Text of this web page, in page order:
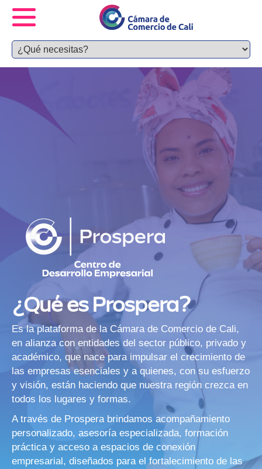
¿Qué es Prospera?
Es la plataforma de la Cámara de Comercio de Cali,
en alianza con entidades del sector público, privado y
académico, que nace para impulsar el crecimiento de
las empresas esenciales y a quienes, con su esfuerzo
y visión, están haciendo que nuestra región crezca en
todos los lugares y formas.
A través de Prospera brindamos acompañamiento
personalizado, asesoría especializada, formación
práctica y acceso a espacios de conexión
empresarial, diseñados para el fortalecimiento de las